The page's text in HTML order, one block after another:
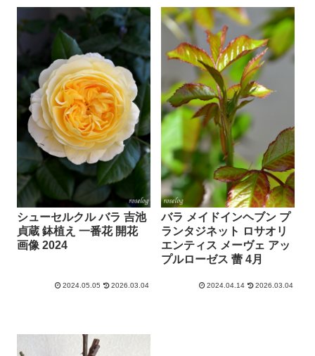
シューセルクル バラ 吉池
貞蔵 鉢植え 一番花 開花
画像 2024
2024.05.05 2026.03.04
バラ メイドインヘブン プ
ランタジネット ロサオリ
エンティス メーヴェ アッ
プルローゼス 蕾 4月
2024.04.14 2026.03.04